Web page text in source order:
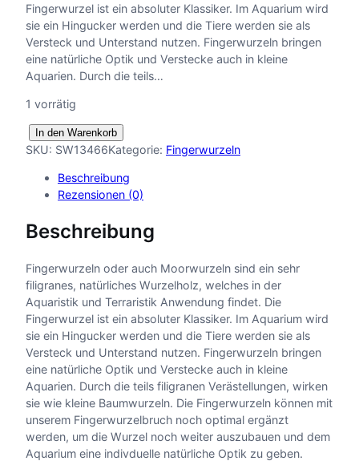
Fingerwurzel ist ein absoluter Klassiker. Im Aquarium wird
sie ein Hingucker werden und die Tiere werden sie als
Versteck und Unterstand nutzen. Fingerwurzeln bringen
eine natürliche Optik und Verstecke auch in kleine
Aquarien. Durch die teils…
1 vorrätig
i
w
r
z
e
l
N
r
.
6
8
M
e
n
In den Warenkorb
SKU: SW13466Kategorie: Fingerwurzeln
Beschreibung
Rezensionen (0)
Beschreibung
Fingerwurzeln oder auch Moorwurzeln sind ein sehr
filigranes, natürliches Wurzelholz, welches in der
Aquaristik und Terraristik Anwendung findet. Die
Fingerwurzel ist ein absoluter Klassiker. Im Aquarium wird
sie ein Hingucker werden und die Tiere werden sie als
Versteck und Unterstand nutzen. Fingerwurzeln bringen
eine natürliche Optik und Verstecke auch in kleine
Aquarien. Durch die teils filigranen Verästellungen, wirken
sie wie kleine Baumwurzeln. Die Fingerwurzeln können mit
unserem Fingerwurzelbruch noch optimal ergänzt
werden, um die Wurzel noch weiter auszubauen und dem
Aquarium eine indivduelle natürliche Optik zu geben.